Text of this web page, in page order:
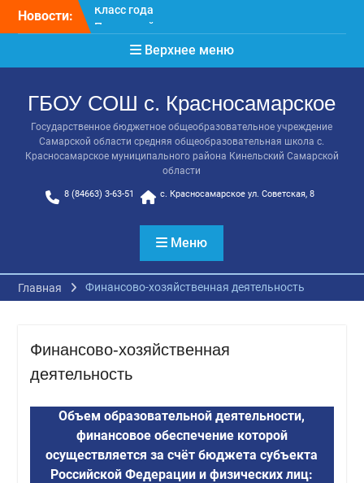
Новости:
Последний звонок
Онлайн-урок от Академии
ТОП «Ребёнок не прошёл
на бюджет. Как получить
сохранить семейный
Прощай, начальная
школа!
Расписание консультаций
Класс года
Верхнее меню
ГБОУ СОШ с. Красносамарское
Государственное бюджетное общеобразовательное учреждение
Самарской области средняя общеобразовательная школа с.
Красносамарское муниципального района Кинельский Самарской
области
8 (84663) 3-63-51 с. Красносамарское ул. Советская, 8
Меню
Главная Финансово-хозяйственная деятельность
Финансово-хозяйственная
деятельность
Объем образовательной деятельности,
финансовое обеспечение которой
осуществляется за счёт бюджета субъекта
Российской Федерации и физических лиц: